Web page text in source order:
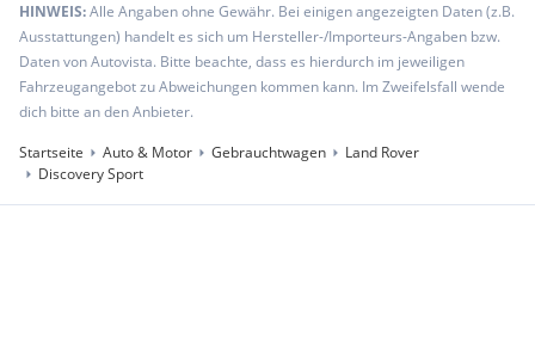
HINWEIS:Alle Angaben ohne Gewähr. Bei einigen angezeigten Daten (z.B.
Ausstattungen) handelt es sich um Hersteller-/Importeurs-Angaben bzw.
Daten von Autovista. Bitte beachte, dass es hierdurch im jeweiligen
Fahrzeugangebot zu Abweichungen kommen kann. Im Zweifelsfall wende
dich bitte an den Anbieter.
Startseite
Auto & Motor Gebrauchtwagen
Land Rover
Discovery Sport